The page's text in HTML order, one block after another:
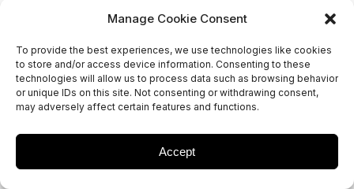
Manage Cookie Consent
To provide the best experiences, we use technologies like cookies
to store and/or access device information. Consenting to these
technologies will allow us to process data such as browsing behavior
or unique IDs on this site. Not consenting or withdrawing consent,
may adversely affect certain features and functions.
Accept
Systemgröße (kW) im Dokumentgenerator – die
angezeigt (z.B. 16,74 statt 16,740000000000002),
was die Übersichtlichkeit des Dokuments verbessert.
Die Aktivierung des Modus „Optionale Panels“
wurde ein Fehler behoben, bei dem die Aktivierung
von „Optionale Panels“ die Auswahl von anderen
Designobjekten im Studio-Modus blockierte.